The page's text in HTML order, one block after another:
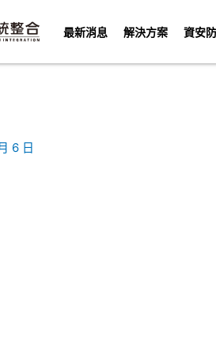
最新消息 解決方案 資安
6 日